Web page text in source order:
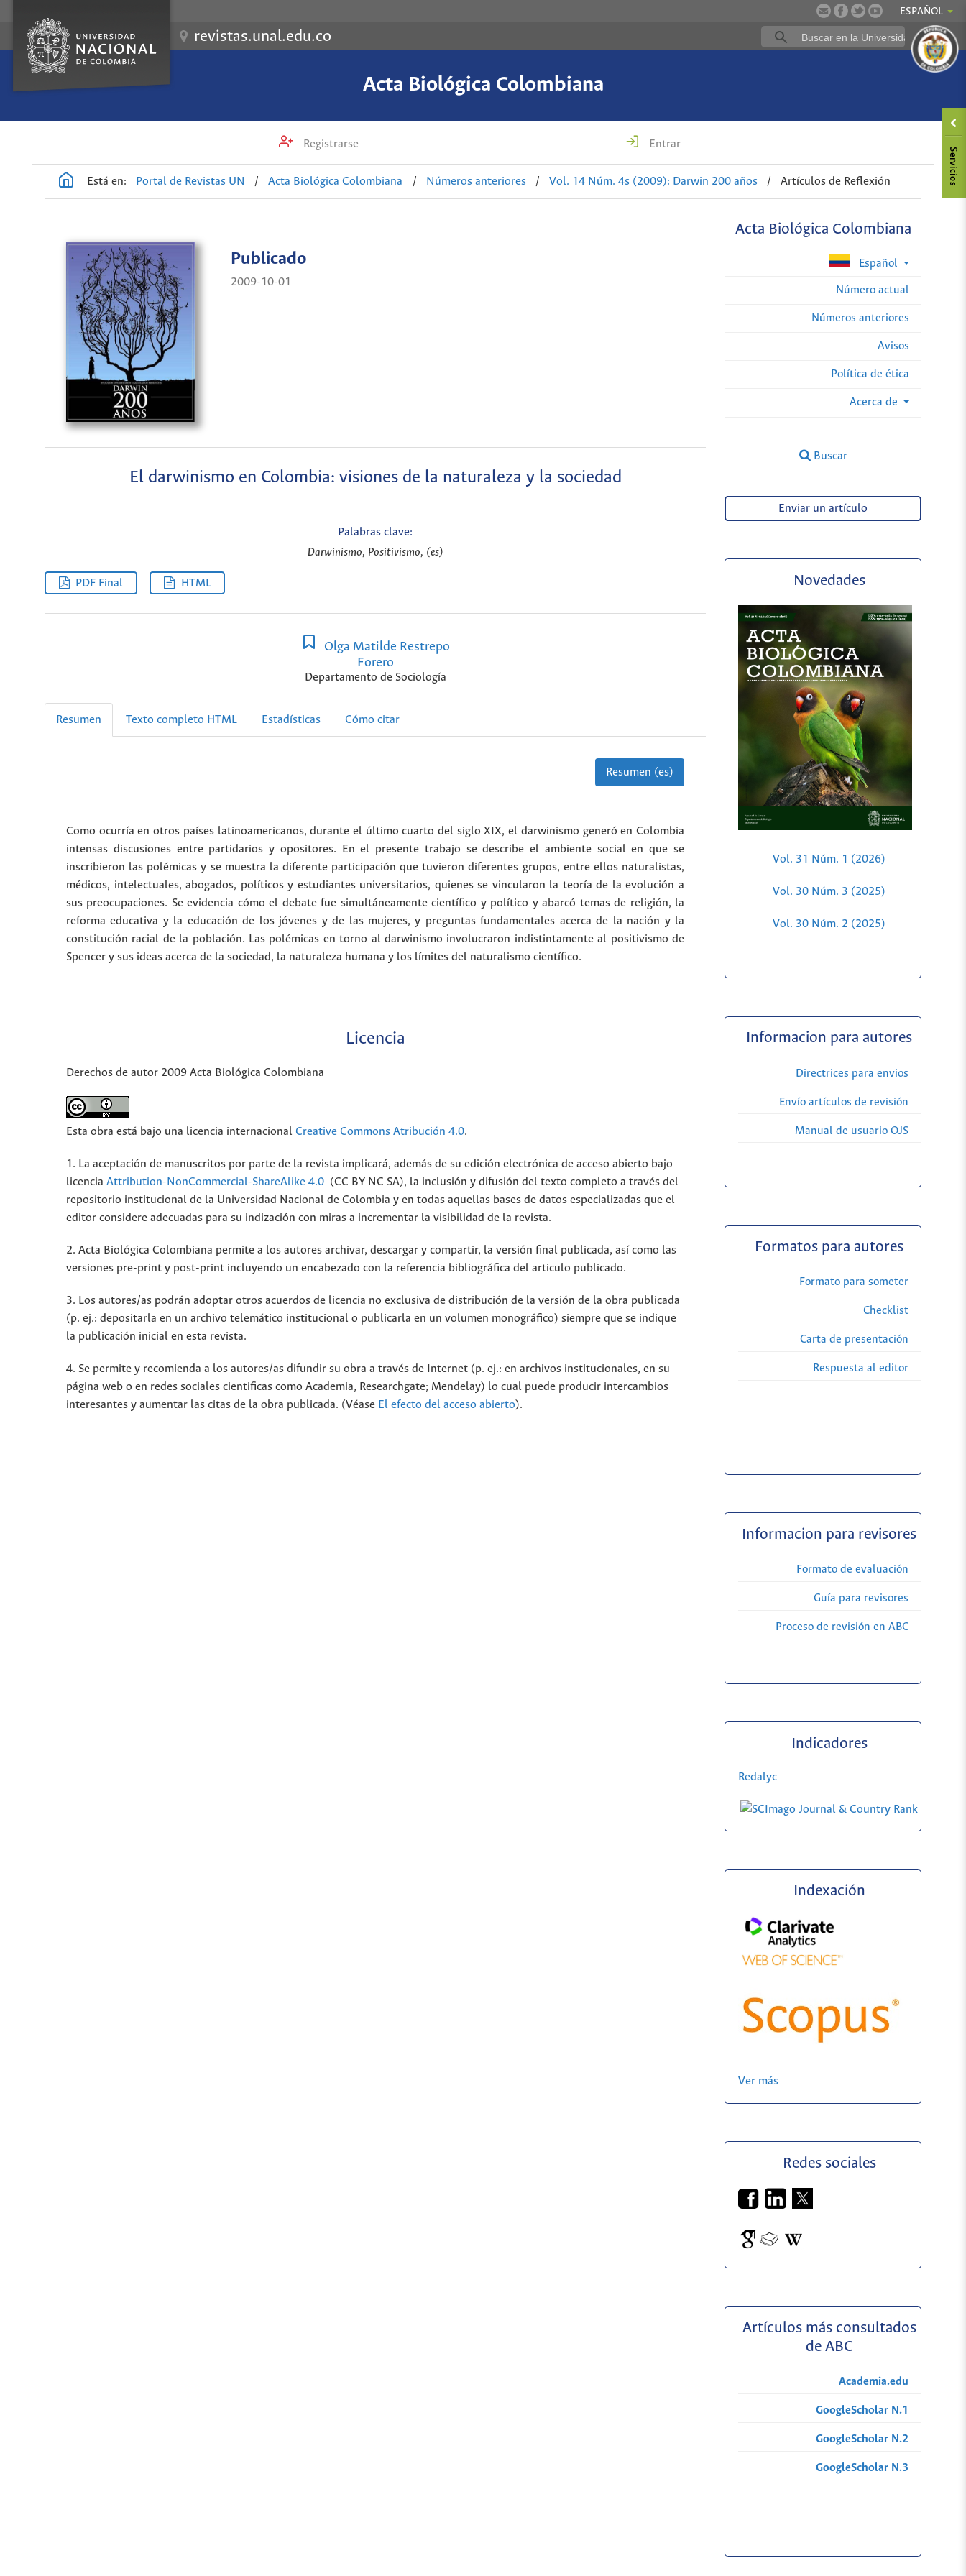
ESPAÑOL
revistas.unal.edu.co
Acta Biológica Colombiana
Registrarse Entrar
Está en: Portal de Revistas UN / Acta Biológica Colombiana / Números anteriores / Vol. 14 Núm. 4s (2009): Darwin 200 años / Artículos de Reflexión
Acta Biológica Colombiana
Español
Número actual
Números anteriores
Avisos
Política de ética
Acerca de
Buscar
Publicado
2009-10-01
El darwinismo en Colombia: visiones de la naturaleza y la sociedad
Palabras clave:
Darwinismo, Positivismo, (es)
PDF Final HTML
Olga Matilde Restrepo
Forero
Departamento de Sociología
Resumen Texto completo HTML Estadísticas Cómo citar
Resumen (es)
Como ocurría en otros países latinoamericanos, durante el último cuarto del siglo XIX, el darwinismo generó en Colombia
intensas discusiones entre partidarios y opositores. En el presente trabajo se describe el ambiente social en que se
inscribieron las polémicas y se muestra la diferente participación que tuvieron diferentes grupos, entre ellos naturalistas,
médicos, intelectuales, abogados, políticos y estudiantes universitarios, quienes se vincularon la teoría de la evolución a
sus preocupaciones. Se evidencia cómo el debate fue simultáneamente científico y político y abarcó temas de religión, la
reforma educativa y la educación de los jóvenes y de las mujeres, y preguntas fundamentales acerca de la nación y la
constitución racial de la población. Las polémicas en torno al darwinismo involucraron indistintamente al positivismo de
Spencer y sus ideas acerca de la sociedad, la naturaleza humana y los límites del naturalismo científico.
Licencia
Derechos de autor 2009 Acta Biológica Colombiana
Esta obra está bajo una licencia internacional Creative Commons Atribución 4.0.
1. La aceptación de manuscritos por parte de la revista implicará, además de su edición electrónica de acceso abierto bajo
licencia Attribution-NonCommercial-ShareAlike 4.0 (CC BY NC SA), la inclusión y difusión del texto completo a través del
repositorio institucional de la Universidad Nacional de Colombia y en todas aquellas bases de datos especializadas que el
editor considere adecuadas para su indización con miras a incrementar la visibilidad de la revista.
2. Acta Biológica Colombiana permite a los autores archivar, descargar y compartir, la versión final publicada, así como las
versiones pre-print y post-print incluyendo un encabezado con la referencia bibliográfica del articulo publicado.
3. Los autores/as podrán adoptar otros acuerdos de licencia no exclusiva de distribución de la versión de la obra publicada
(p. ej.: depositarla en un archivo telemático institucional o publicarla en un volumen monográfico) siempre que se indique
la publicación inicial en esta revista.
4. Se permite y recomienda a los autores/as difundir su obra a través de Internet (p. ej.: en archivos institucionales, en su
página web o en redes sociales cientificas como Academia, Researchgate; Mendelay) lo cual puede producir intercambios
interesantes y aumentar las citas de la obra publicada. (Véase El efecto del acceso abierto).
Enviar un artículo
Novedades
Vol. 31 Núm. 1 (2026)
Vol. 30 Núm. 3 (2025)
Vol. 30 Núm. 2 (2025)
Informacion para autores
Directrices para envios
Envío artículos de revisión
Manual de usuario OJS
Formatos para autores
Formato para someter
Checklist
Carta de presentación
Respuesta al editor
Informacion para revisores
Formato de evaluación
Guía para revisores
Proceso de revisión en ABC
Indicadores
Redalyc
Indexación
Ver más
Redes sociales
Artículos más consultados
de ABC
Academia.edu
GoogleScholar N.1
GoogleScholar N.2
GoogleScholar N.3